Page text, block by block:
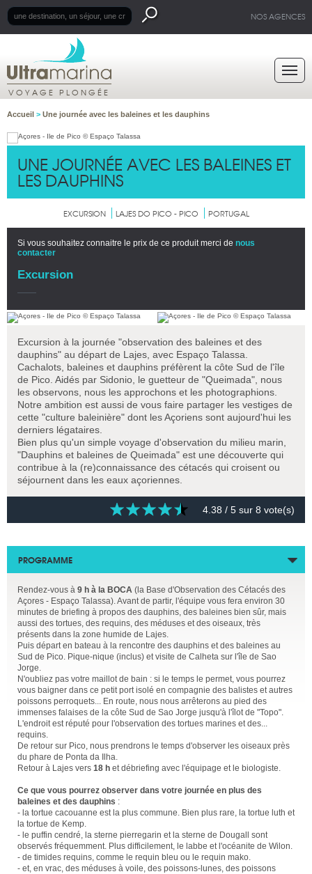
NOS AGENCES
VOYAGE PLONGÉE
Accueil > Une journée avec les baleines et les dauphins
UNE JOURNÉE AVEC LES BALEINES ET
LES DAUPHINS
EXCURSION LAJES DO PICO - PICO PORTUGAL
Si vous souhaitez connaitre le prix de ce produit merci de nous
contacter
Excursion
Excursion à la journée "observation des baleines et des
dauphins" au départ de Lajes, avec Espaço Talassa.
Cachalots, baleines et dauphins préfèrent la côte Sud de l'île
de Pico. Aidés par Sidonio, le guetteur de "Queimada", nous
les observons, nous les approchons et les photographions.
Notre ambition est aussi de vous faire partager les vestiges de
cette "culture baleinière" dont les Açoriens sont aujourd'hui les
derniers légataires.
Bien plus qu'un simple voyage d'observation du milieu marin,
"Dauphins et baleines de Queimada" est une découverte qui
contribue à la (re)connaissance des cétacés qui croisent ou
séjournent dans les eaux açoriennes.
4.38 / 5 sur 8 vote(s)
PROGRAMME
Rendez-vous à 9 h à la BOCA (la Base d'Observation des Cétacés des
Açores - Espaço Talassa). Avant de partir, l'équipe vous fera environ 30
minutes de briefing à propos des dauphins, des baleines bien sûr, mais
aussi des tortues, des requins, des méduses et des oiseaux, très
présents dans la zone humide de Lajes.
Puis départ en bateau à la rencontre des dauphins et des baleines au
Sud de Pico. Pique-nique (inclus) et visite de Calheta sur l'île de Sao
Jorge.
N'oubliez pas votre maillot de bain : si le temps le permet, vous pourrez
vous baigner dans ce petit port isolé en compagnie des balistes et autres
poissons perroquets... En route, nous nous arrêterons au pied des
immenses falaises de la côte Sud de Sao Jorge jusqu'à l'îlot de "Topo".
L'endroit est réputé pour l'observation des tortues marines et des...
requins.
De retour sur Pico, nous prendrons le temps d'observer les oiseaux près
du phare de Ponta da Ilha.
Retour à Lajes vers 18 h et débriefing avec l'équipage et le biologiste.
Ce que vous pourrez observer dans votre journée en plus des
baleines et des dauphins :
- la tortue cacouanne est la plus commune. Bien plus rare, la tortue luth et
la tortue de Kemp.
- le puffin cendré, la sterne pierregarin et la sterne de Dougall sont
observés fréquemment. Plus difficilement, le labbe et l'océanite de Wilon.
- de timides requins, comme le requin bleu ou le requin mako.
- et, en vrac, des méduses à voile, des poissons-lunes, des poissons